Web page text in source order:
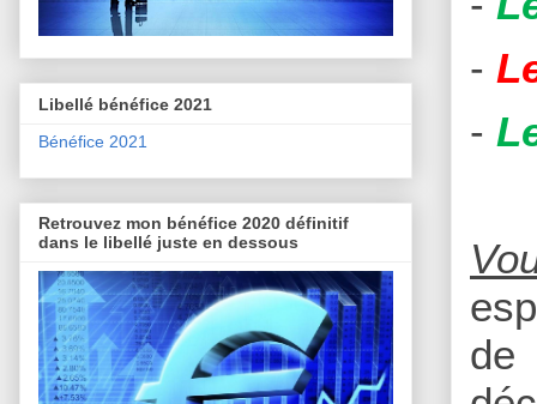
-
-
de
Libellé bénéfice 2021
Bénéfice 2021
Retrouvez mon bénéfice 2020 définitif
dans le libellé juste en dessous